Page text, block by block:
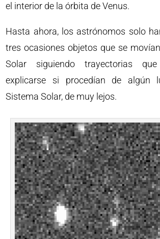
el interior de la órbita de Venus.
Hasta ahora, los astrónomos solo
tres ocasiones objetos que se
Solar siguiendo trayectorias
explicarse si procedían de algún
Sistema Solar, de muy lejos.